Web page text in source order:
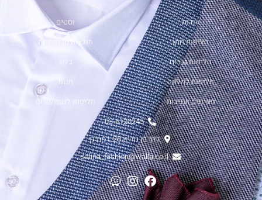
אודות
חליפות חתן
חליפות גברים
חליפות למלווה
פפיונים ועניבות
וסטים
חולצות מכופתרות
בלוג
חנות
חליפות לנשף/פרום
03-6120245
דרך בן גוריון 26, רמת גן
salina_fashion@walla.co.il